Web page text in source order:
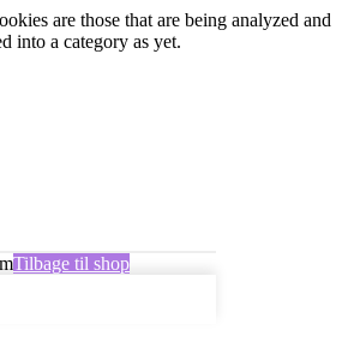
are those that are being analyzed and
into a category as yet.
Tilbage til shop